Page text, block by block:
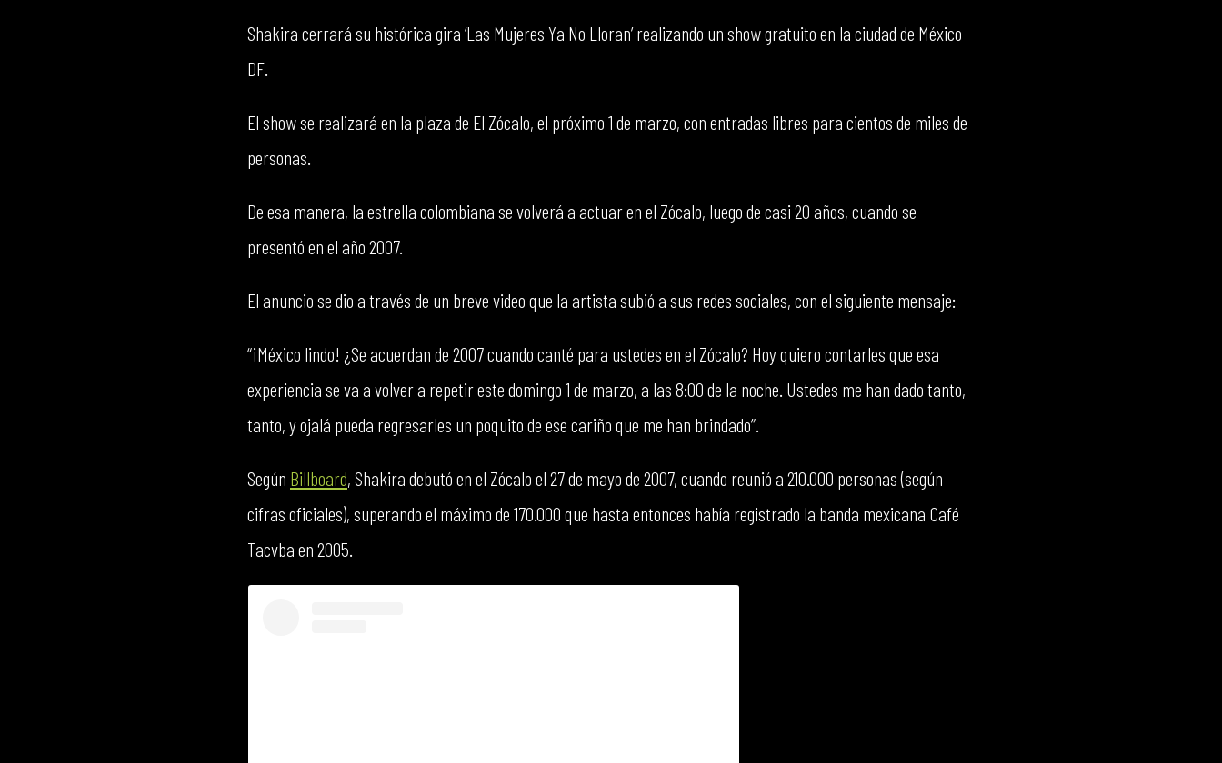
Shakira cerrará su histórica gira ‘Las Mujeres Ya No Lloran’ realizando un show gratuito en la ciudad de México
DF.
El show se realizará en la plaza de El Zócalo, el próximo 1 de marzo, con entradas libres para cientos de miles de
personas.
De esa manera, la estrella colombiana se volverá a actuar en el Zócalo, luego de casi 20 años, cuando se
presentó en el año 2007.
El anuncio se dio a través de un breve video que la artista subió a sus redes sociales, con el siguiente mensaje:
“¡México lindo! ¿Se acuerdan de 2007 cuando canté para ustedes en el Zócalo? Hoy quiero contarles que esa
experiencia se va a volver a repetir este domingo 1 de marzo, a las 8:00 de la noche. Ustedes me han dado tanto,
tanto, y ojalá pueda regresarles un poquito de ese cariño que me han brindado”.
Según Billboard, Shakira debutó en el Zócalo el 27 de mayo de 2007, cuando reunió a 210.000 personas (según
cifras oficiales), superando el máximo de 170.000 que hasta entonces había registrado la banda mexicana Café
Tacvba en 2005.